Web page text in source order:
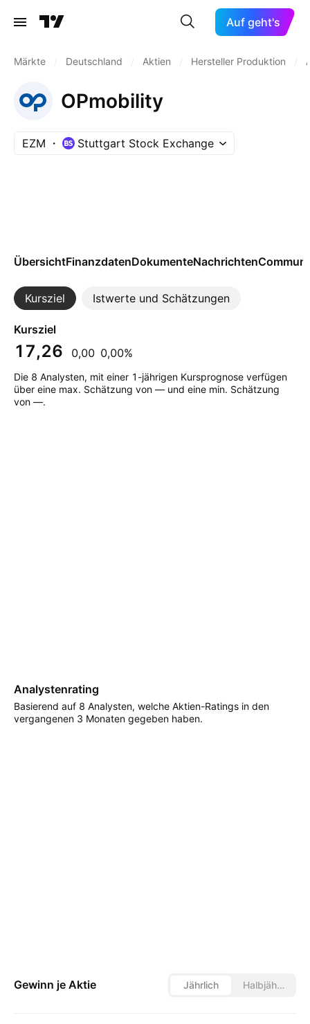
Auf geht's
Märkte Deutschland Aktien Hersteller Produktion
OPmobility
EZM Stuttgart Stock Exchange
ÜbersichtFinanzdatenDokumenteNachrichten
Kursziel Istwerte und Schätzungen
Kursziel
17,26 0,00 0,00%
Die 8 Analysten, mit einer 1-jährigen Kursprognose verfügen
über eine max. Schätzung von — und eine min. Schätzung
von —.
Analystenrating
Basierend auf 8 Analysten, welche Aktien-Ratings in den
vergangenen 3 Monaten gegeben haben.
Gewinn je Aktie Jährlich Halbjährlich